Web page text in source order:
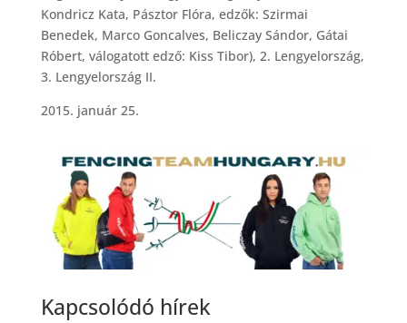
Kondricz Kata, Pásztor Flóra, edzők: Szirmai
Benedek, Marco Goncalves, Beliczay Sándor, Gátai
Róbert, válogatott edző: Kiss Tibor), 2. Lengyelország,
3. Lengyelország II.
2015. január 25.
Kapcsolódó hírek